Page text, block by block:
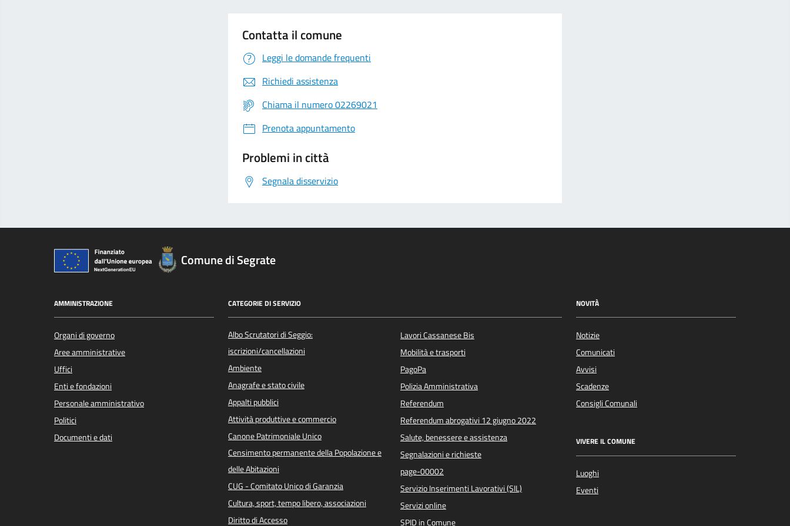
Contatta il comune
Leggi le domande frequenti
Richiedi assistenza
Chiama il numero 02269021
Prenota appuntamento
Problemi in città
Segnala disservizio
Comune di Segrate
AMMINISTRAZIONE
Organi di governo
Aree amministrative
Uffici
Enti e fondazioni
Personale amministrativo
Politici
Documenti e dati
CATEGORIE DI SERVIZIO
Albo Scrutatori di Seggio:
iscrizioni/cancellazioni
Ambiente
Anagrafe e stato civile
Appalti pubblici
Attività produttive e commercio
Canone Patrimoniale Unico
Censimento permanente della Popolazione e
delle Abitazioni
CUG - Comitato Unico di Garanzia
Cultura, sport, tempo libero, associazioni
Diritto di Accesso
Lavori Cassanese Bis
Mobilità e trasporti
PagoPa
Polizia Amministrativa
Referendum
Referendum abrogativi 12 giugno 2022
Salute, benessere e assistenza
Segnalazioni e richieste
page-00002
Servizio Inserimenti Lavorativi (SIL)
Servizi online
SPID in Comune
NOVITÀ
Notizie
Comunicati
Avvisi
Scadenze
Consigli Comunali
VIVERE IL COMUNE
Luoghi
Eventi